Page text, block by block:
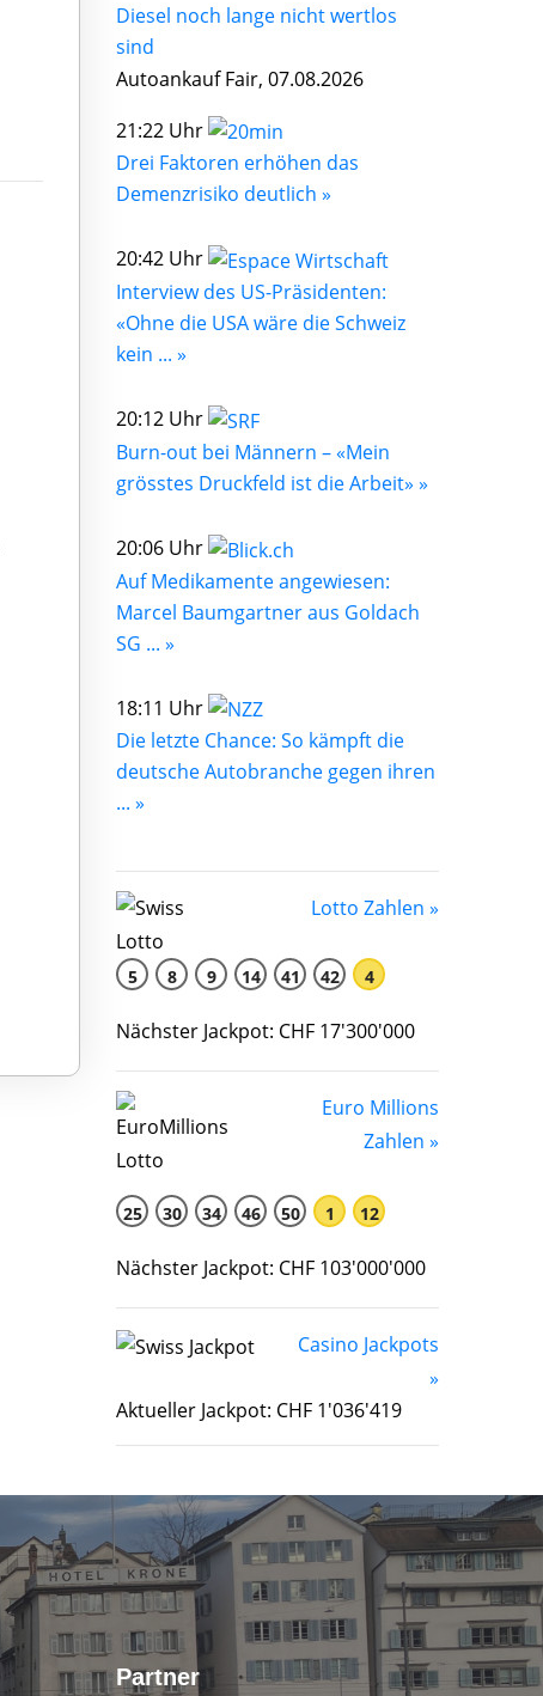
Diesel noch lange nicht wertlos
sind
Autoankauf Fair, 07.08.2026
21:22 Uhr
Drei Faktoren erhöhen das
Demenzrisiko deutlich »
20:42 Uhr
Interview des US-Präsidenten:
«Ohne die USA wäre die Schweiz
kein ... »
20:12 Uhr
Burn-out bei Männern – «Mein
grösstes Druckfeld ist die Arbeit» »
20:06 Uhr
Auf Medikamente angewiesen:
Marcel Baumgartner aus Goldach
SG ... »
18:11 Uhr
Die letzte Chance: So kämpft die
deutsche Autobranche gegen ihren
... »
Lotto Zahlen »
5 8 9 14 41 42 4
Nächster Jackpot: CHF 17'300'000
Euro Millions
Zahlen »
25 30 34 46 50 1 12
Nächster Jackpot: CHF 103'000'000
Casino Jackpots
»
Aktueller Jackpot: CHF 1'036'419
Partner